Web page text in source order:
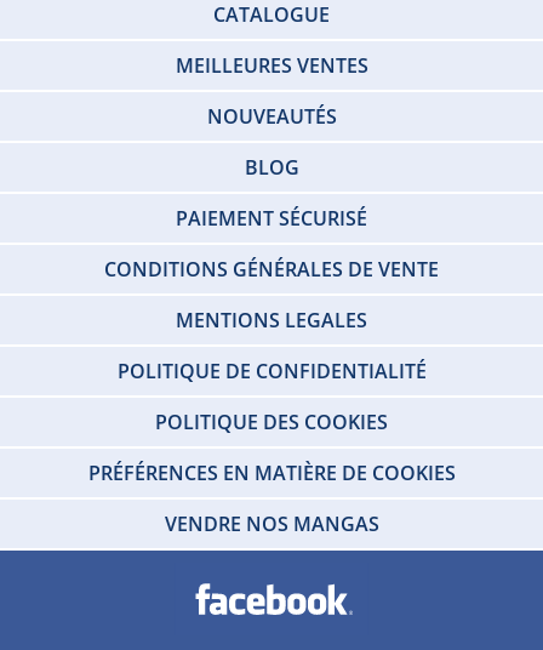
CATALOGUE
MEILLEURES VENTES
NOUVEAUTÉS
BLOG
PAIEMENT SÉCURISÉ
CONDITIONS GÉNÉRALES DE VENTE
MENTIONS LEGALES
POLITIQUE DE CONFIDENTIALITÉ
POLITIQUE DES COOKIES
PRÉFÉRENCES EN MATIÈRE DE COOKIES
VENDRE NOS MANGAS